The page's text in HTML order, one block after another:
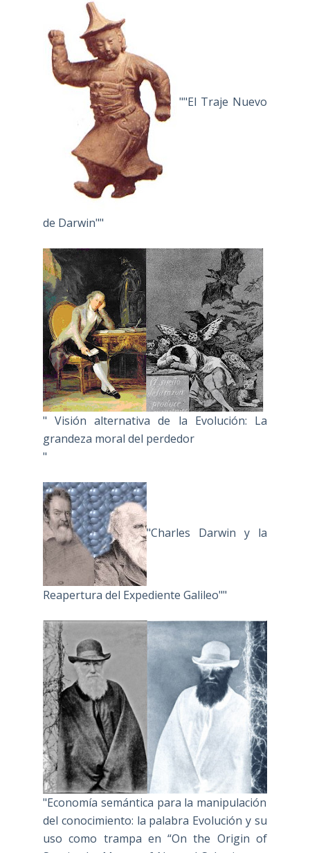
""El Traje Nuevo
de Darwin""
" Visión alternativa de la Evolución: La
grandeza moral del perdedor
"
"Charles Darwin y la
Reapertura del Expediente Galileo""
"Economía semántica para la manipulación
del conocimiento: la palabra Evolución y su
uso como trampa en “On the Origin of